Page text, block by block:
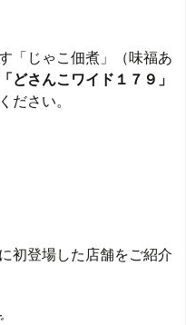
「じゃこ佃煮」（味福あ
どさんこワイド１７９」
ださい。
初登場した店舗をご紹介